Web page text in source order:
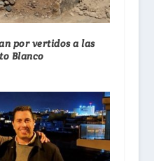
por vertidos a las
Blanco